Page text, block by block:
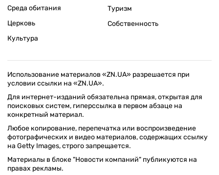
Среда обитания
Церковь
Культура
Туризм
Собственность
Использование материалов «ZN.UA» разрешается при
условии ссылки на «ZN.UA».
Для интернет-изданий обязательна прямая, открытая для
поисковых систем, гиперссылка в первом абзаце на
конкретный материал.
Любое копирование, перепечатка или воспроизведение
фотографических и видео материалов, содержащих ссылку
на Getty Images, строго запрещается.
Материалы в блоке "Новости компаний" публикуются на
правах рекламы.